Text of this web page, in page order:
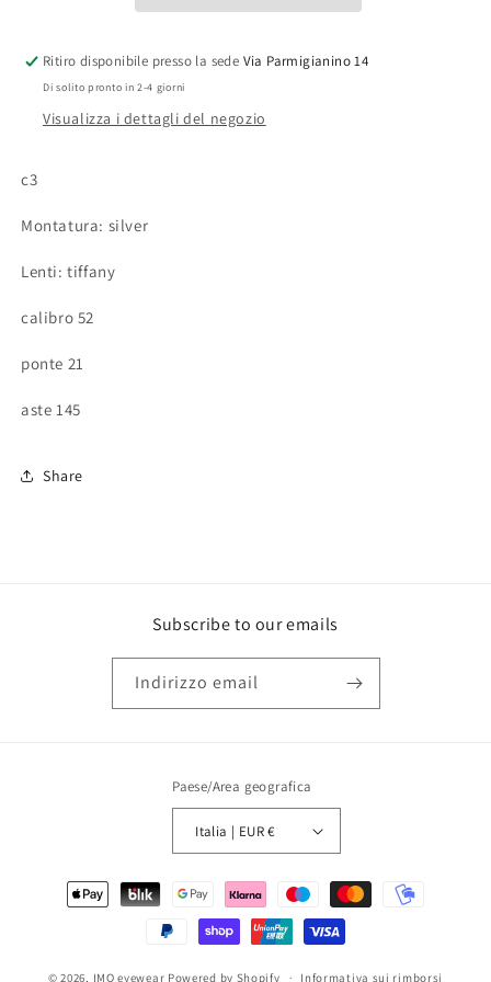
Ritiro disponibile presso la sede Via Parmigianino 14
Di solito pronto in 2-4 giorni
Visualizza i dettagli del negozio
c3
Montatura: silver
Lenti: tiffany
calibro 52
ponte 21
aste 145
Share
Subscribe to our emails
Indirizzo email
Paese/Area geografica
Italia | EUR €
Metodi
© 2026, IMO eyewear Powered by Shopify Informativa sui rimborsi